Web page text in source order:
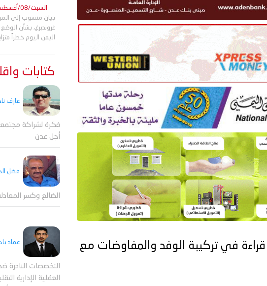
في تركيبة الوفد والمفاوضات مع
السبت/08/أغسطس/2026 - 12:10 ص
بيان منسوب إلى
اليمن اليوم خطراً
كتابات
عارف
فكرة لشراكة
أجل عدن
فضل
الضالع وكسر
عماد
التخصصات النادرة
العقلية الإدارية